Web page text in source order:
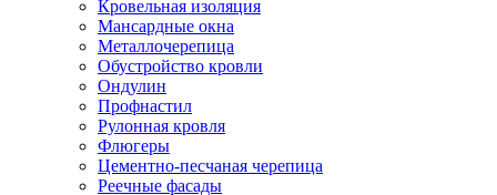
Кровельная изоляция
Мансардные окна
Металлочерепица
Обустройство кровли
Ондулин
Профнастил
Рулонная кровля
Флюгеры
Цементно-песчаная черепица
Реечные фасады